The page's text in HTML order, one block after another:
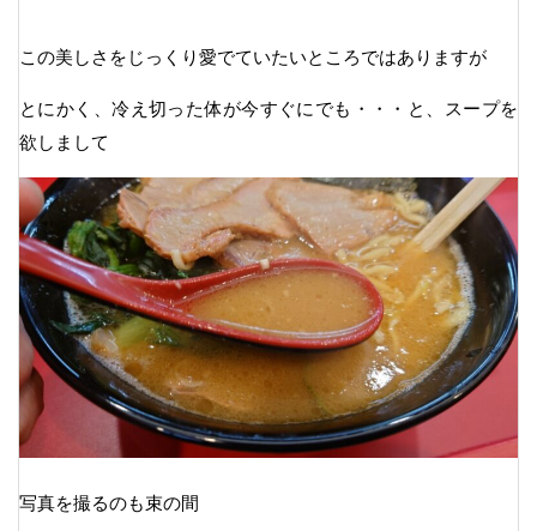
この美しさをじっくり愛でていたいところではありますが
とにかく、冷え切った体が今すぐにでも・・・と、スープを
欲しまして
写真を撮るのも束の間